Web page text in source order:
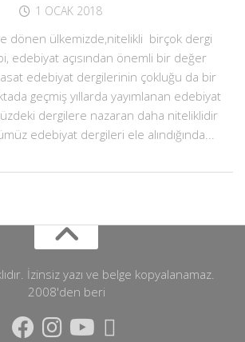
1 OCAK 2018
dönen ülkemizde,nitelikli birçok dergi
edebiyat açısından önemli bir değer
edebiyat dergilerinin çokluğu da bir
geçmiş yıllarda yayımlanan edebiyat
dergilere nazaran daha niteliklidir
edebiyat dergileri ele alındığında...
İzinsiz yazı ve belge kopyalanamaz.
2008'den beri